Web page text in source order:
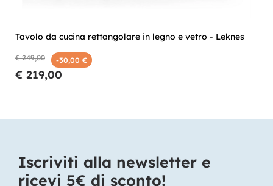
Tavolo da cucina rettangolare in legno e vetro - Leknes
€ 249,00 -30,00 €
€ 219,00
Iscriviti alla newsletter e
ricevi 5€ di sconto!​